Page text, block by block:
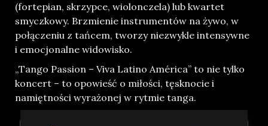
(fortepian, skrzypce, wiolonczela) lub kwartet
smyczkowy. Brzmienie instrumentów na żywo, w
połączeniu z tańcem, tworzy niezwykle intensywne
i emocjonalne widowisko.
„Tango Passion – Viva Latino América” to nie tylko
koncert – to opowieść o miłości, tęsknocie i
namiętności wyrażonej w rytmie tanga.